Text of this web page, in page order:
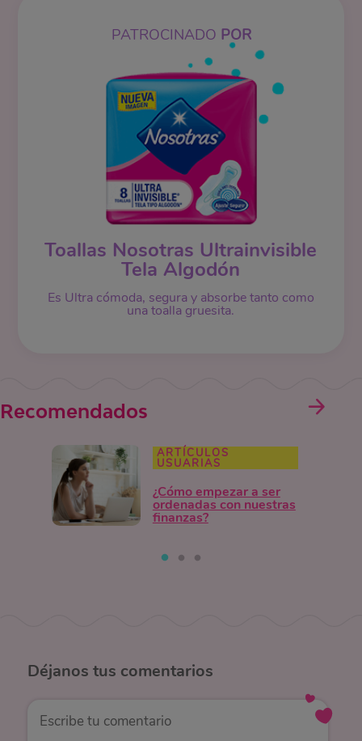
PATROCINADO POR
Toallas Nosotras Ultrainvisible
Tela Algodón
Es Ultra cómoda, segura y absorbe tanto como
una toalla gruesita.
Recomendados
ARTÍCULOS
USUARIAS
¿Cómo empezar a ser
ordenadas con nuestras
finanzas?
Déjanos tus comentarios